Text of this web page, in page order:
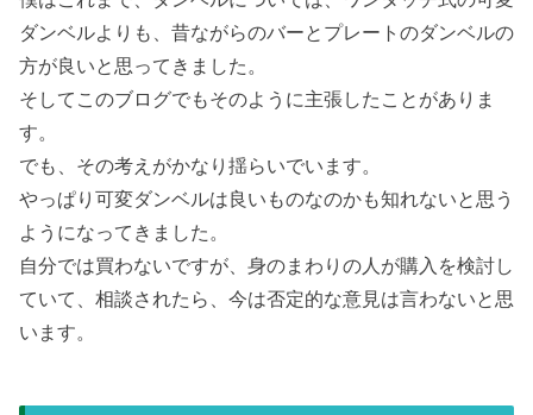
ダンベルよりも、昔ながらのバーとプレートのダンベルの
方が良いと思ってきました。
そしてこのブログでもそのように主張したことがありま
す。
でも、その考えがかなり揺らいでいます。
やっぱり可変ダンベルは良いものなのかも知れないと思う
ようになってきました。
自分では買わないですが、身のまわりの人が購入を検討し
ていて、相談されたら、今は否定的な意見は言わないと思
います。